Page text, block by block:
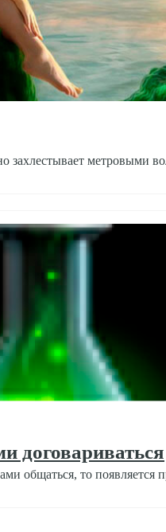
захлестывает метровыми
договариваться
общаться, то